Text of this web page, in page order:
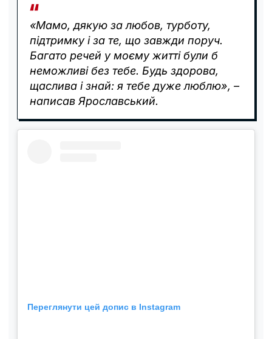
«Мамо, дякую за любов, турботу,
підтримку і за те, що завжди поруч.
Багато речей у моєму житті були б
неможливі без тебе. Будь здорова,
щаслива і знай: я тебе дуже люблю», –
написав Ярославський.
Переглянути цей допис в Instagram